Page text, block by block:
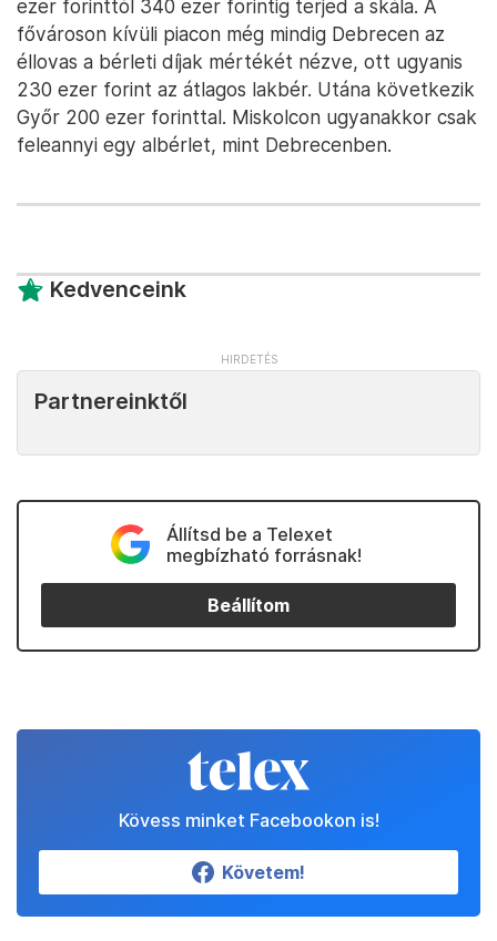
ezer forinttól 340 ezer forintig terjed a skála. A
fővároson kívüli piacon még mindig Debrecen az
éllovas a bérleti díjak mértékét nézve, ott ugyanis
230 ezer forint az átlagos lakbér. Utána következik
Győr 200 ezer forinttal. Miskolcon ugyanakkor csak
feleannyi egy albérlet, mint Debrecenben.
Kedvenceink
Partnereinktől
Állítsd be a Telexet
megbízható forrásnak!
Beállítom
Kövess minket Facebookon is!
Követem!